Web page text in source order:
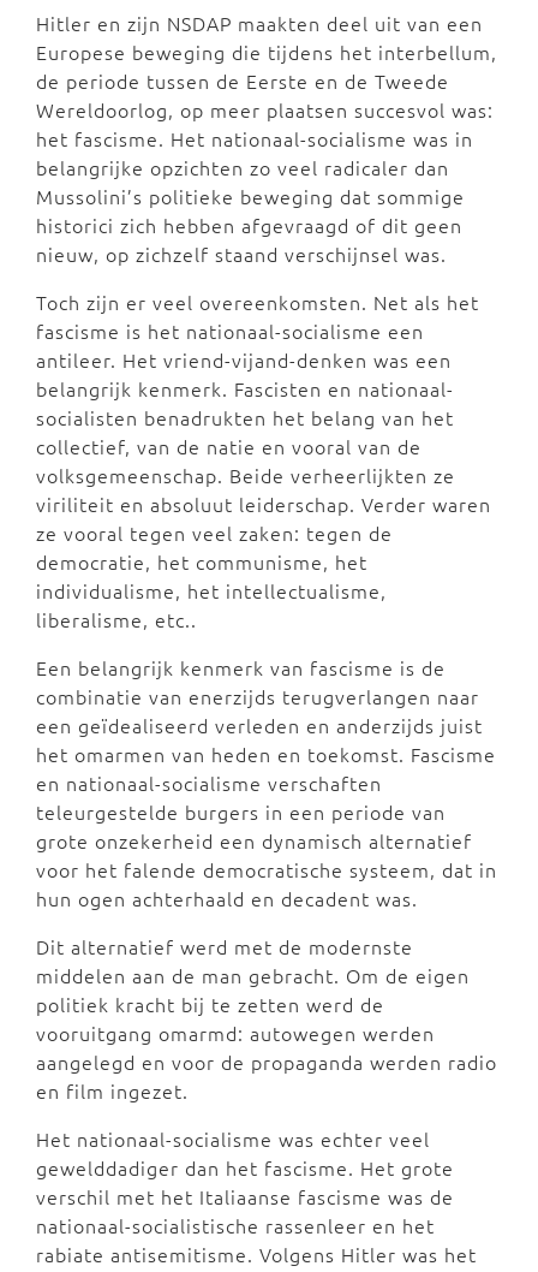
Hitler en zijn NSDAP maakten deel uit van een
Europese beweging die tijdens het interbellum,
de periode tussen de Eerste en de Tweede
Wereldoorlog, op meer plaatsen succesvol was:
het fascisme. Het nationaal-socialisme was in
belangrijke opzichten zo veel radicaler dan
Mussolini’s politieke beweging dat sommige
historici zich hebben afgevraagd of dit geen
nieuw, op zichzelf staand verschijnsel was.
Toch zijn er veel overeenkomsten. Net als het
fascisme is het nationaal-socialisme een
antileer. Het vriend-vijand-denken was een
belangrijk kenmerk. Fascisten en nationaal-
socialisten benadrukten het belang van het
collectief, van de natie en vooral van de
volksgemeenschap. Beide verheerlijkten ze
viriliteit en absoluut leiderschap. Verder waren
ze vooral tegen veel zaken: tegen de
democratie, het communisme, het
individualisme, het intellectualisme,
liberalisme, etc..
Een belangrijk kenmerk van fascisme is de
combinatie van enerzijds terugverlangen naar
een geïdealiseerd verleden en anderzijds juist
het omarmen van heden en toekomst. Fascisme
en nationaal-socialisme verschaften
teleurgestelde burgers in een periode van
grote onzekerheid een dynamisch alternatief
voor het falende democratische systeem, dat in
hun ogen achterhaald en decadent was.
Dit alternatief werd met de modernste
middelen aan de man gebracht. Om de eigen
politiek kracht bij te zetten werd de
vooruitgang omarmd: autowegen werden
aangelegd en voor de propaganda werden radio
en film ingezet.
Het nationaal-socialisme was echter veel
gewelddadiger dan het fascisme. Het grote
verschil met het Italiaanse fascisme was de
nationaal-socialistische rassenleer en het
rabiate antisemitisme. Volgens Hitler was het